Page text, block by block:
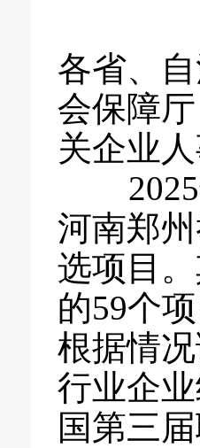
各省、
会保障
关企业
2025
河南郑
选项目
的59个
根据情
行业企
国第三